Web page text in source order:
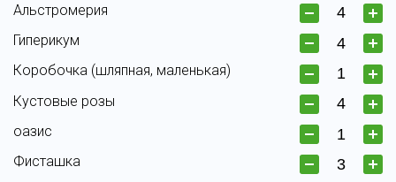
Альстромерия
Гиперикум
Коробочка (шляпная, маленькая)
Кустовые розы
оазис
Фисташка